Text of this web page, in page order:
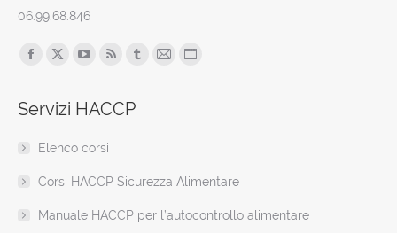
06.99.68.846
Find us on:
Facebook
opens
new
window
X
opens
new
window
opens
new
window
opens
window
Tumblr
window
Mail
window
Sito
new
Servizi HACCP
Elenco corsi
Corsi HACCP Sicurezza Alimentare
Manuale HACCP per l’autocontrollo alimentare